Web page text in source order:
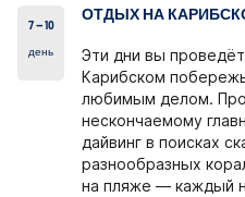
7 – 10
день
ОТДЫХ НА
Эти дни вы
Карибском
любимым делом.
нескончаемому
дайвинг в поисках
разнообразных
на пляже — каждый